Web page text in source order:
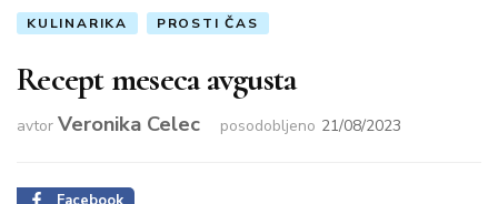
KULINARIKA PROSTI ČAS
Recept meseca avgusta
avtor Veronika Celec posodobljeno 21/08/2023